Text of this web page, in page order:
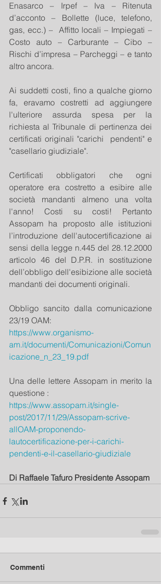
Enasarco – Irpef – Iva – Ritenuta
d’acconto – Bollette (luce, telefono,
gas, ecc.) –  Affitto locali – Impiegati –
Costo auto – Carburante – Cibo –
Rischi d’impresa – Parcheggi – e tanto
altro ancora.
Ai suddetti costi, fino a qualche giorno
fa, eravamo costretti ad aggiungere
l'ulteriore assurda spesa per la
richiesta al Tribunale di pertinenza dei
certificati originali "carichi  pendenti" e
"casellario giudiziale".
Certificati obbligatori che ogni
operatore era costretto a esibire alle
società mandanti almeno una volta
l'anno! Costi su costi! Pertanto
Assopam ha proposto alle istituzioni
l’introduzione dell'autocertificazione ai
sensi della legge n.445 del 28.12.2000
articolo 46 del D.P.R. in sostituzione
dell’obbligo dell'esibizione alle società
mandanti dei documenti originali.
Obbligo sancito dalla comunicazione
23/19 OAM:
https://www.organismo-
am.it/documenti/Comunicazioni/Comun
icazione_n_23_19.pdf
Una delle lettere Assopam in merito la
questione :
https://www.assopam.it/single-
post/2017/11/29/Assopam-scrive-
allOAM-proponendo-
lautocertificazione-per-i-carichi-
pendenti-e-il-casellario-giudiziale
Di Raffaele Tafuro Presidente Assopam
Commenti